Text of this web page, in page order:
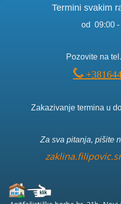
Termini svakim
od 09:00 -
Pozovite na tel.
Zakazivanje termina u
Za sva pitanja, pišite